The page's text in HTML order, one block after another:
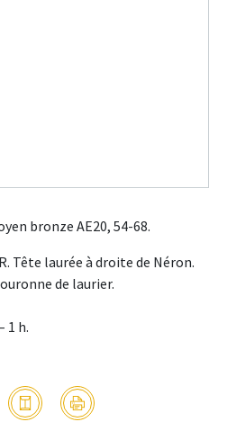
bronze AE20, 54-68.
Tête laurée à droite de Néron.
de laurier.
1 h.